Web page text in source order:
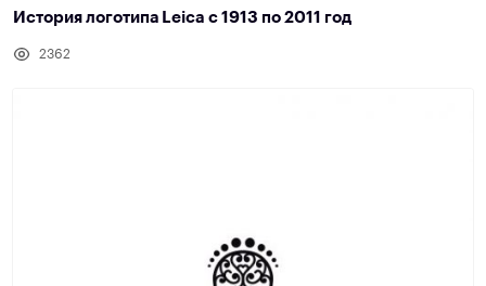
История логотипа Leica с 1913 по 2011 год
2362